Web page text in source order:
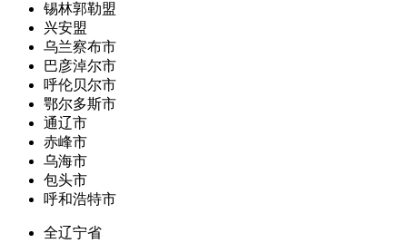
锡林郭勒盟
兴安盟
乌兰察布市
巴彦淖尔市
呼伦贝尔市
鄂尔多斯市
通辽市
赤峰市
乌海市
包头市
呼和浩特市
全辽宁省